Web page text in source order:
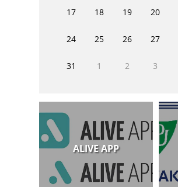
17 18 19 20
24 25 26 27
31 1 2 3
ALIVE APP